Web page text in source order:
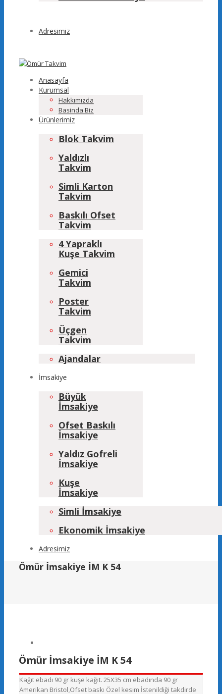
Adresimiz
Anasayfa
Kurumsal
Hakkımızda
Basinda Biz
Ürünlerimiz
Blok Takvim
Yaldızlı
Takvim
Simli Karton
Takvim
Baskılı Ofset
Takvim
4 Yapraklı
Kuşe Takvim
Gemici
Takvim
Poster
Takvim
Üçgen
Takvim
Ajandalar
İmsakiye
Büyük
İmsakiye
Ofset Baskılı
İmsakiye
Yaldız Gofreli
İmsakiye
Kuşe
İmsakiye
Simli İmsakiye
Ekonomik İmsakiye
Adresimiz
Ömür İmsakiye İM K 54
Ömür İmsakiye İM K 54
Kağıt ebadı 90 gr kuşe kağıt. 25X35 cm ebadında 90 gr
Amerikan Bristol,Ofset baskı Özel kesim İstenildiği takdirde